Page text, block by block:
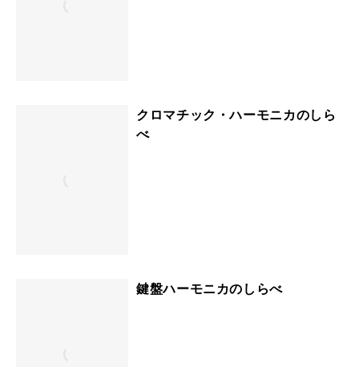
クロマチック・ハーモニカのしら
べ
鍵盤ハーモニカのしらべ